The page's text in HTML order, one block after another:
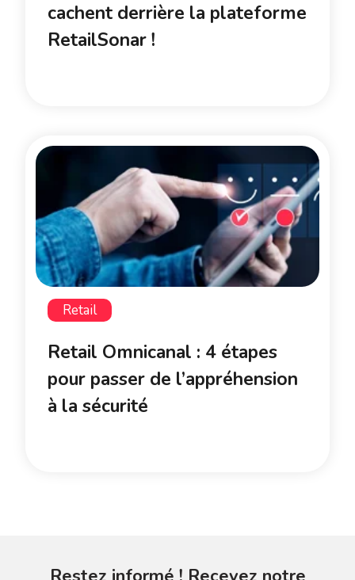
cachent derrière la plateforme
RetailSonar !
Retail
Retail Omnicanal : 4 étapes
pour passer de l’appréhension
à la sécurité